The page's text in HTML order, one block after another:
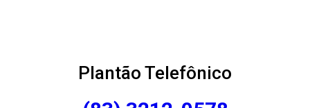
Plantão Telefônico